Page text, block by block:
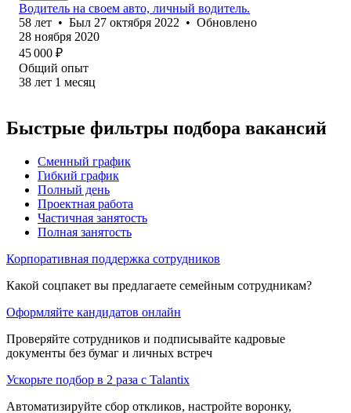
Водитель на своем авто, личный водитель.
58 лет • Был 27 октября 2022 • Обновлено
28 ноября 2020
45 000 ₽
Общий опыт
38 лет 1 месяц
Быстрые фильтры подбора вакансий
Сменный график
Гибкий график
Полный день
Проектная работа
Частичная занятость
Полная занятость
Корпоративная поддержка сотрудников
Какой соцпакет вы предлагаете семейным сотрудникам?
Оформляйте кандидатов онлайн
Проверяйте сотрудников и подписывайте кадровые
документы без бумаг и личных встреч
Ускорьте подбор в 2 раза с Talantix
Автоматизируйте сбор откликов, настройте воронку,